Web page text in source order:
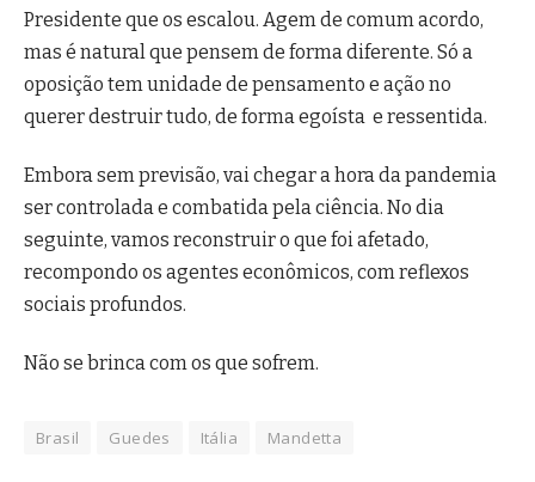
Presidente que os escalou. Agem de comum acordo,
mas é natural que pensem de forma diferente. Só a
oposição tem unidade de pensamento e ação no
querer destruir tudo, de forma egoísta e ressentida.
Embora sem previsão, vai chegar a hora da pandemia
ser controlada e combatida pela ciência. No dia
seguinte, vamos reconstruir o que foi afetado,
recompondo os agentes econômicos, com reflexos
sociais profundos.
Não se brinca com os que sofrem.
Brasil Guedes Itália Mandetta